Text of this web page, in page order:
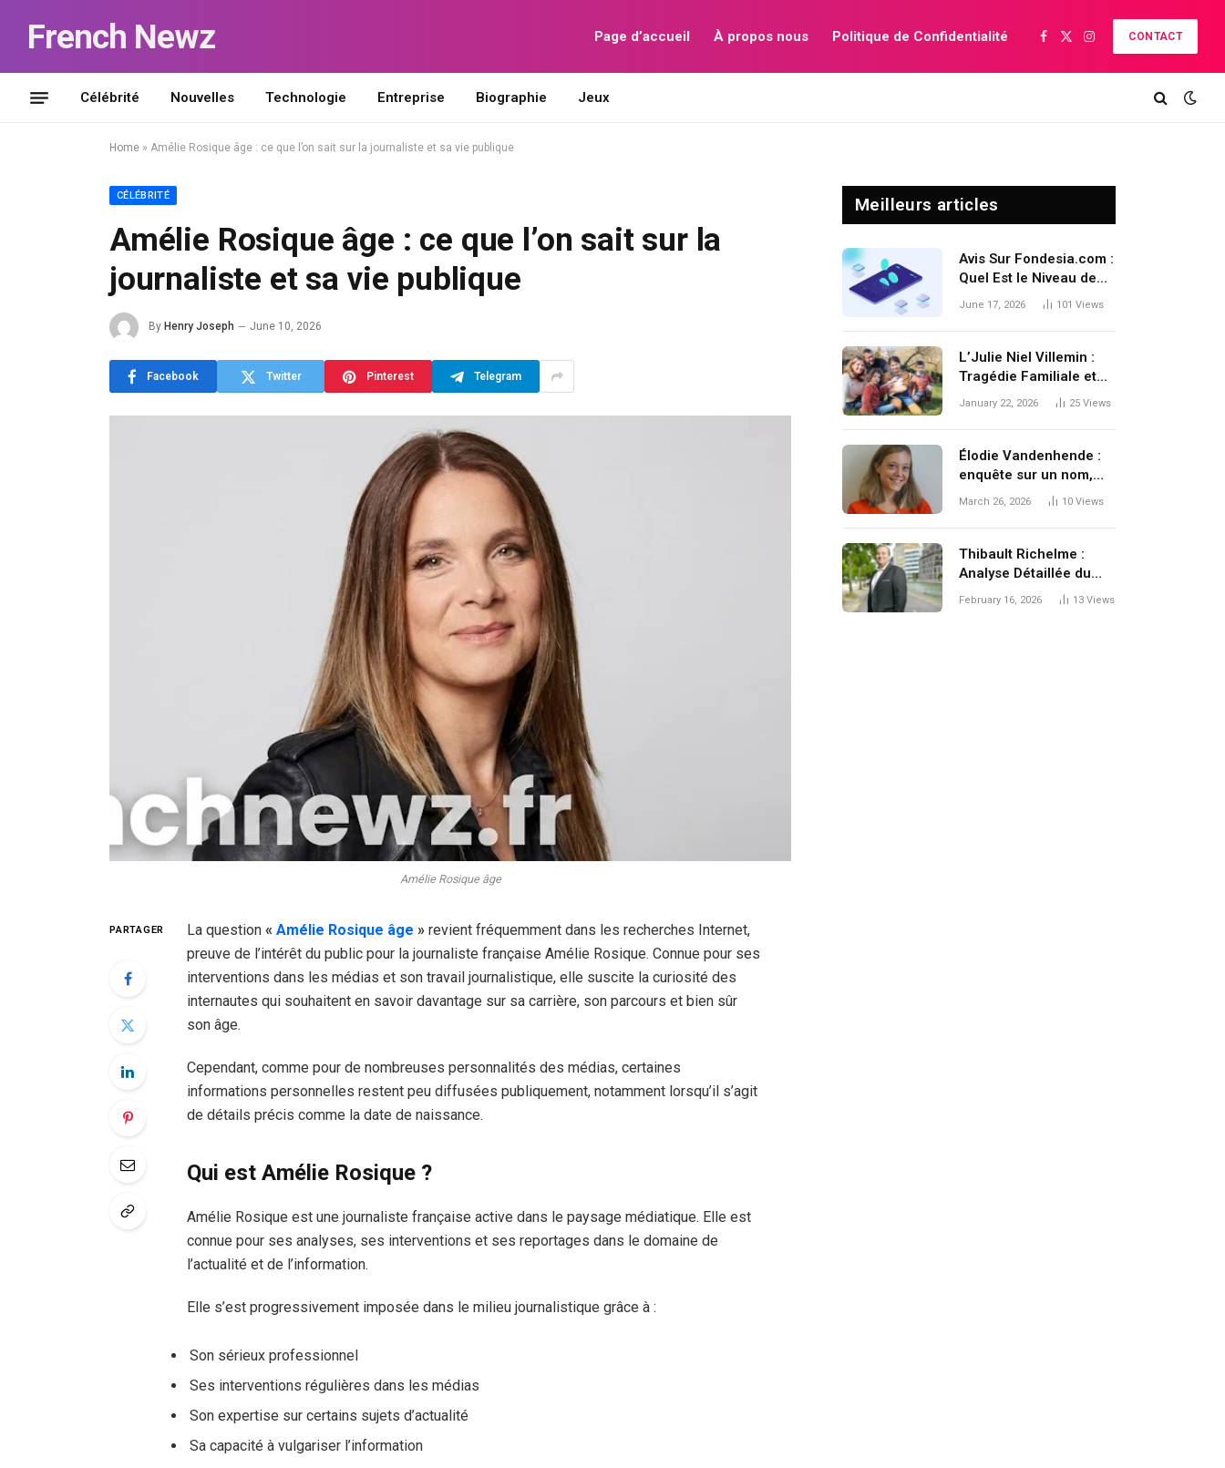
French Newz Page d’accueil À propos nous Politique de Confidentialité Facebook
X
Instagram
CONTACT
Célébrité Nouvelles Technologie Entreprise Biographie Jeux
Home » Amélie Rosique âge : ce que l’on sait sur la journaliste et sa vie publique
CÉLÉBRITÉ
Amélie Rosique âge : ce que l’on sait sur la
journaliste et sa vie publique
By Henry Joseph June 10, 2026
Facebook Twitter Pinterest Telegram
Amélie Rosique âge
PARTAGER La question « Amélie Rosique âge »revient fréquemment dans les recherches Internet,
preuve de l’intérêt du public pour la journaliste française Amélie Rosique. Connue pour ses
interventions dans les médias et son travail journalistique, elle suscite la curiosité des
internautes qui souhaitent en savoir davantage sur sa carrière, son parcours et bien sûr
son âge.
Cependant, comme pour de nombreuses personnalités des médias, certaines
informations personnelles restent peu diffusées publiquement, notamment lorsqu’il s’agit
de détails précis comme la date de naissance.
Qui est Amélie Rosique ?
Amélie Rosique est une journaliste française active dans le paysage médiatique. Elle est
connue pour ses analyses, ses interventions et ses reportages dans le domaine de
l’actualité et de l’information.
Elle s’est progressivement imposée dans le milieu journalistique grâce à :
Son sérieux professionnel
Ses interventions régulières dans les médias
Son expertise sur certains sujets d’actualité
Sa capacité à vulgariser l’information
Meilleurs articles
Avis Sur Fondesia.com :
Quel Est le Niveau de
Sécurité de
des Clients Contre les
Failles d’Interface Non
June 17, 2026 101 Views
L’Julie Niel Villemin :
Tragédie Familiale et
Mystère Judiciaire
January 22, 2026 25 Views
Élodie Vandenhende :
enquête sur un nom,
une identité et la
en ligne
March 26, 2026 10 Views
Thibault Richelme :
Analyse Détaillée du
Profil Professionnel et
February 16, 2026 13 Views